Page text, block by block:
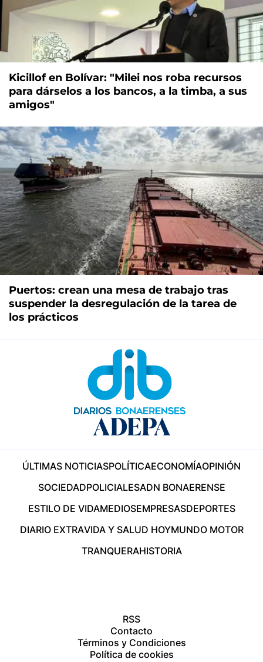
Kicillof en Bolívar: "Milei nos roba recursos
para dárselos a los bancos, a la timba, a sus
amigos"
Puertos: crean una mesa de trabajo tras
suspender la desregulación de la tarea de
los prácticos
ÚLTIMAS NOTICIASPOLÍTICAECONOMÍAOPINIÓN
SOCIEDADPOLICIALESADN BONAERENSE
ESTILO DE VIDAMEDIOSEMPRESASDEPORTES
DIARIO EXTRAVIDA Y SALUD HOYMUNDO MOTOR
TRANQUERAHISTORIA
RSS
Contacto
Términos y Condiciones
Política de cookies